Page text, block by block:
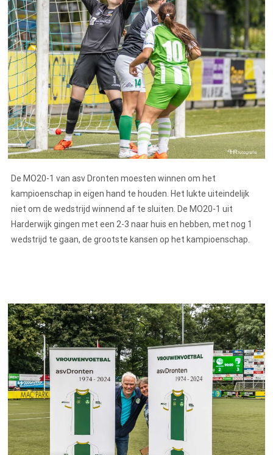
De MO20-1 van asv Dronten moesten winnen om het
kampioenschap in eigen hand te houden. Het lukte uiteindelijk
niet om de wedstrijd winnend af te sluiten. De MO20-1 uit
Harderwijk gingen met een 2-3 naar huis en hebben, met nog 1
wedstrijd te gaan, de grootste kansen op het kampioenschap.